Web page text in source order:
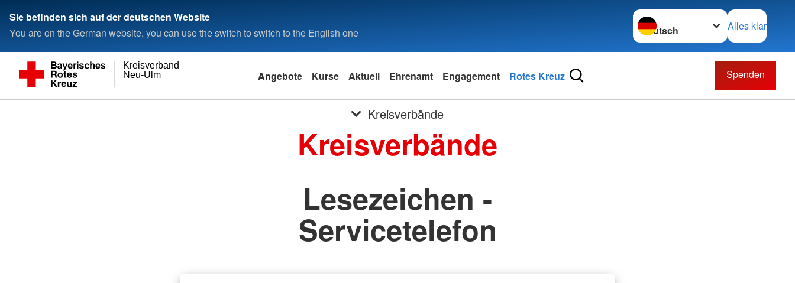
Sie befinden sich auf der deutschen Website
You are on the German website, you can use the switch to switch to the English one
Sprache wechseln zu
Alles klar
Neu-Ulm
Kreisverband
Angebote Kurse Aktuell Ehrenamt Engagement Rotes Kreuz Spenden
Kreisverbände
Kreisverbände
Lesezeichen -
Servicetelefon